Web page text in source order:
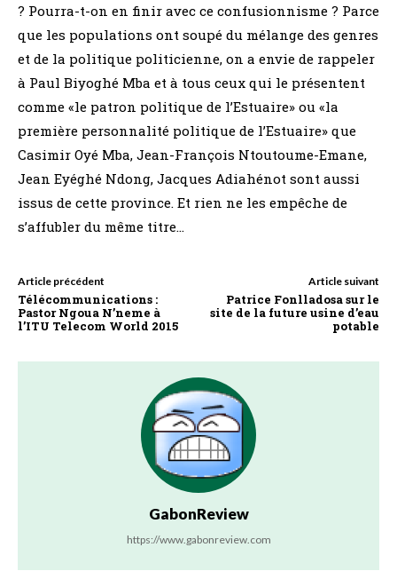
? Pourra-t-on en finir avec ce confusionnisme ? Parce
que les populations ont soupé du mélange des genres
et de la politique politicienne, on a envie de rappeler
à Paul Biyoghé Mba et à tous ceux qui le présentent
comme «le patron politique de l’Estuaire» ou «la
première personnalité politique de l’Estuaire» que
Casimir Oyé Mba, Jean-François Ntoutoume-Emane,
Jean Eyéghé Ndong, Jacques Adiahénot sont aussi
issus de cette province. Et rien ne les empêche de
s’affubler du même titre…
Article précédent
Télécommunications :
Pastor Ngoua N’neme à
l’ITU Telecom World 2015
Article suivant
Patrice Fonlladosa sur le
site de la future usine d’eau
potable
GabonReview
https://www.gabonreview.com